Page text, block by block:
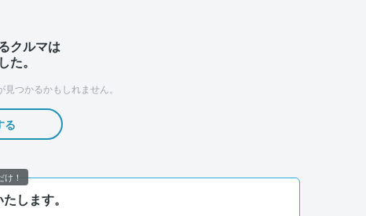
クルマは
た。
つかるかもしれません。
る
します。
！